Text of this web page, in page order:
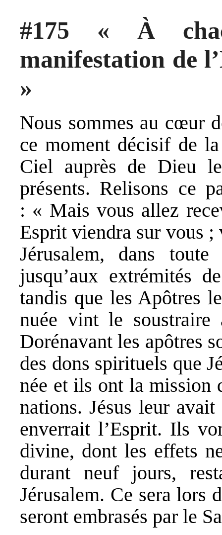
#175 « À
manifestation de
»
Nous sommes au cœur
ce moment décisif de
Ciel auprès de Dieu
présents. Relisons ce
: « Mais vous allez
Esprit viendra sur vous ;
Jérusalem, dans
jusqu’aux extrémités
tandis que les Apôtres
nuée vint le
Dorénavant les apôtres
des dons spirituels que
née et ils ont la mission
nations. Jésus leur
enverrait l’Esprit. Ils
divine, dont les effets
durant neuf jours,
Jérusalem. Ce sera lors
seront embrasés par le